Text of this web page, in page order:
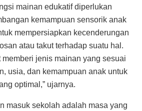
mainan edukatif diperlukan
kemampuan sensorik anak
mempersiapkan kecenderungan
atau takut terhadap suatu hal.
memberi jenis mainan yang sesuai
usia, dan kemampuan anak untuk
optimal,” ujarnya.
masuk sekolah adalah masa yang